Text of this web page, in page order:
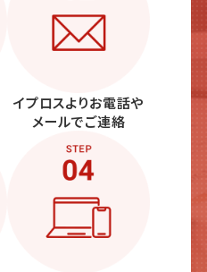
イプロスよりお電話や
メールでご連絡